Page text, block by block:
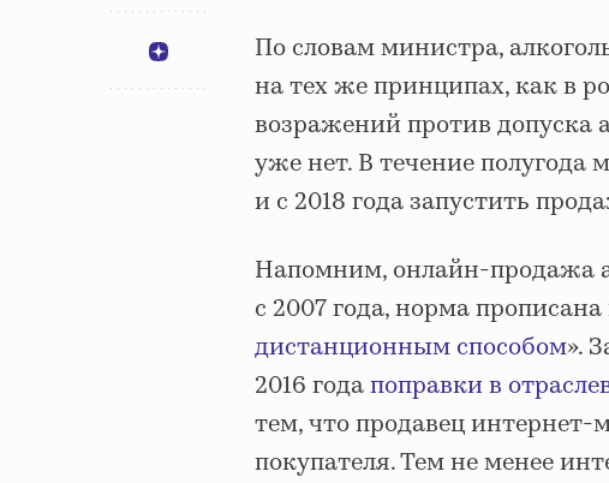
По словам министра,
на тех же принципах, как в
возражений против допуска
уже нет. В течение полугода
и с 2018 года запустить
Напомним, онлайн-продажа
с 2007 года, норма прописана
дистанционным способом».
2016 годапоправки в
тем, что продавец интернет-
покупателя. Тем не менее